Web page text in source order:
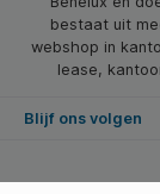
bestaat uit
webshop in
lease,
Blijf ons volgen